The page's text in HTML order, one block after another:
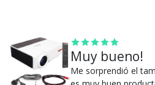
intolerable. Tener en
aparato, que es
portátil si eso es lo
Muy bueno!
Me sorprendió el